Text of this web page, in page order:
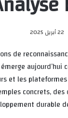
22 أبريل 2025
de
aujourd’hui
et les
concrets,
durable